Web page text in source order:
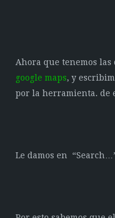
Ahora que tenemos las
google maps, y
por la herramienta. de
Le damos en